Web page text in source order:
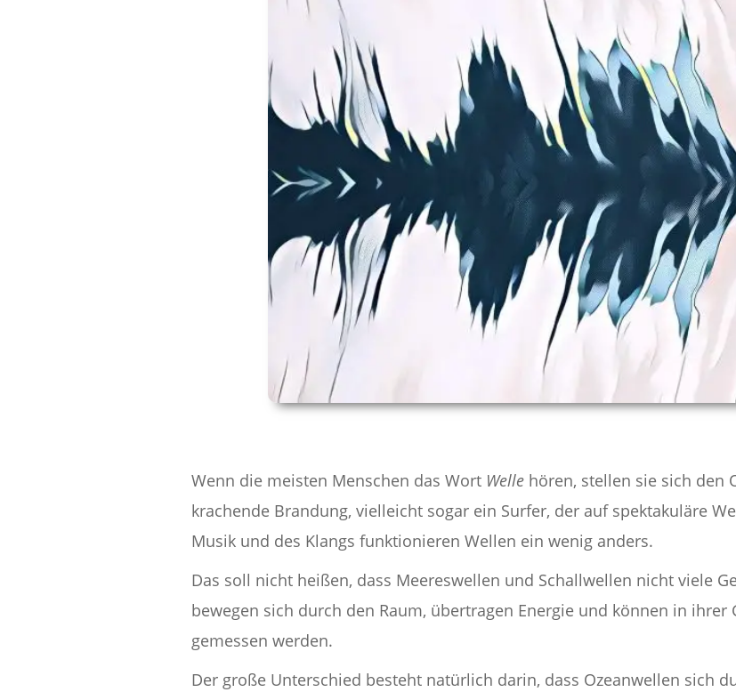
Wenn die meisten Menschen das Wort Welle hören, stellen sie sich den
krachende Brandung, vielleicht sogar ein Surfer, der auf spektakuläre
Musik und des Klangs funktionieren Wellen ein wenig anders.
Das soll nicht heißen, dass Meereswellen und Schallwellen nicht viele
bewegen sich durch den Raum, übertragen Energie und können in ihrer
gemessen werden.
Der große Unterschied besteht natürlich darin, dass Ozeanwellen sich